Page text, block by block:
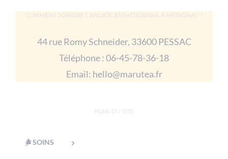
COMMENT JOINDRE CANDICE, ESTHÉTICIENNE À MÉRIGNAC ?
44 rue Romy Schneider, 33600 PESSAC
Téléphone : 06-45-78-36-18
Email: hello@marutea.fr
PLAN DU SITE
SOINS